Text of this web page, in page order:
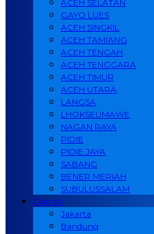
ACEH SELATAN
GAYO LUES
ACEH SINGKIL
ACEH TAMIANG
ACEH TENGAH
ACEH TENGGARA
ACEH TIMUR
ACEH UTARA
LANGSA
LHOKSEUMAWE
NAGAN RAYA
PIDIE
PIDIE JAYA
SABANG
BENER MERIAH
SUBULUSSALAM
Daerah
Jakarta
Bandung